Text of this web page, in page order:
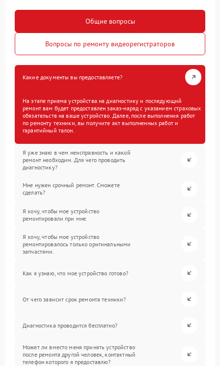
Общие вопросы
Вопросы по ремонту видеорегистраторов
Какие документы вы предоставляете?
На этапе приема устройства на диагностику и последующий
ремонт вам будет предоставлен заказ-наряд с указанием страховых
обязательств на ваше устройство. Далее, после выполнения работ
по ремонту техники, вы получите акт выполненных работ и
гарантийный талон.
Я уже знаю в чем неисправность и какой
ремонт необходим. Для чего проводить
диагностику?
Мне нужен срочный ремонт. Сможете
сделать?
Я хочу, чтобы мое устройство
ремонтировали при мне.
Я хочу, чтобы мое устройство
ремонтировалось только оригинальными
запчастями.
Как я узнаю, что мое устройство готово?
От чего зависит срок ремонта техники?
Диагностика проводится бесплатно?
Может ли вместо меня принять устройство
после ремонта другой человек, контактный
телефон которого я предоставлю?